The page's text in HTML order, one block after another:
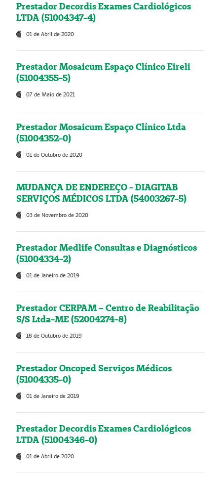
Prestador Decordis Exames Cardiológicos
LTDA (51004347-4)
01 de Abril de 2020
Prestador Mosaicum Espaço Clínico Eireli
(51004355-5)
07 de Maio de 2021
Prestador Mosaicum Espaço Clínico Ltda
(51004352-0)
01 de Outubro de 2020
MUDANÇA DE ENDEREÇO - DIAGITAB
SERVIÇOS MÉDICOS LTDA (54003267-5)
03 de Novembro de 2020
Prestador Medlife Consultas e Diagnósticos
(51004334-2)
01 de Janeiro de 2019
Prestador CERPAM – Centro de Reabilitação
S/S Ltda-ME (52004274-8)
18 de Outubro de 2019
Prestador Oncoped Serviços Médicos
(51004335-0)
01 de Janeiro de 2019
Prestador Decordis Exames Cardiológicos
LTDA (51004346-0)
01 de Abril de 2020